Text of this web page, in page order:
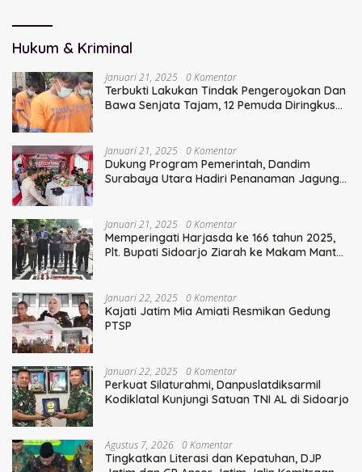
Hukum & Kriminal
Januari 21, 2025 0 Komentar
Terbukti Lakukan Tindak Pengeroyokan Dan
Bawa Senjata Tajam, 12 Pemuda Diringkus
Januari 21, 2025 0 Komentar
Dukung Program Pemerintah, Dandim
Surabaya Utara Hadiri Penanaman Jagung
Januari 21, 2025 0 Komentar
Memperingati Harjasda ke 166 tahun 2025,
Plt. Bupati Sidoarjo Ziarah ke Makam Mantan
Januari 22, 2025 0 Komentar
Kajati Jatim Mia Amiati Resmikan Gedung
PTSP
Januari 22, 2025 0 Komentar
Perkuat Silaturahmi, Danpuslatdiksarmil
Kodiklatal Kunjungi Satuan TNI AL di Sidoarjo
Agustus 7, 2026 0 Komentar
Tingkatkan Literasi dan Kepatuhan, DJP